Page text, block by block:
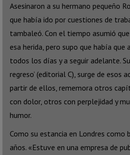
Asesinaron a su hermano pequeño
que había ido por cuestiones de
tambaleó. Con el tiempo asumió
esa herida, pero supo que había
todos los días y a seguir adelante.
regreso’ (editorial C), surge de esos
partir de ellos, rememora otros
con dolor, otros con perplejidad y
humor.
Como su estancia en Londres como
años. «Estuve en una empresa de